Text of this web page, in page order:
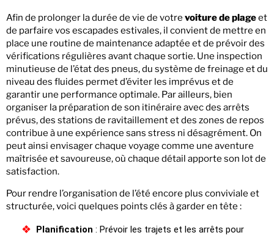
Afin de prolonger la durée de vie de votre voiture de plageet
de parfaire vos escapades estivales, il convient de mettre en
place une routine de maintenance adaptée et de prévoir des
vérifications régulières avant chaque sortie. Une inspection
minutieuse de l’état des pneus, du système de freinage et du
niveau des fluides permet d’éviter les imprévus et de
garantir une performance optimale. Par ailleurs, bien
organiser la préparation de son itinéraire avec des arrêts
prévus, des stations de ravitaillement et des zones de repos
contribue à une expérience sans stress ni désagrément. On
peut ainsi envisager chaque voyage comme une aventure
maîtrisée et savoureuse, où chaque détail apporte son lot de
satisfaction.
Pour rendre l’organisation de l’été encore plus conviviale et
structurée, voici quelques points clés à garder en tête :
Planification : Prévoir les trajets et les arrêts pour